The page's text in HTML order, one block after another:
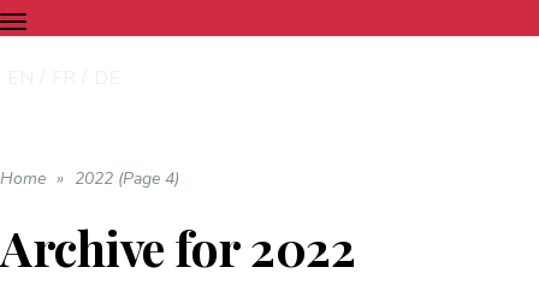
Facebook
TOGGLE
NAVIGATION
Home » 2022 (Page 4)
Archive for2022